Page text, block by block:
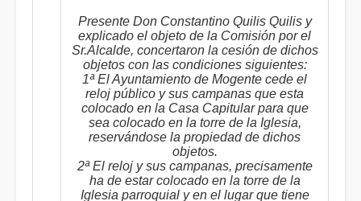
Presente Don Constantino Quilis Quilis y
explicado el objeto de la Comisión por el
Sr.Alcalde, concertaron la cesión de dichos
objetos con las condiciones siguientes:
1ª El Ayuntamiento de Mogente cede el
reloj público y sus campanas que esta
colocado en la Casa Capitular para que
sea colocado en la torre de la Iglesia,
reservándose la propiedad de dichos
objetos.
2ª El reloj y sus campanas, precisamente
ha de estar colocado en la torre de la
Iglesia parroquial y en el lugar que tiene